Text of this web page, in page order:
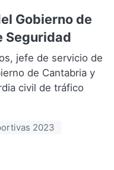
una
Gobierno de
Seguridad
jefe de servicio de
de Cantabria y
civil de tráfico
2023